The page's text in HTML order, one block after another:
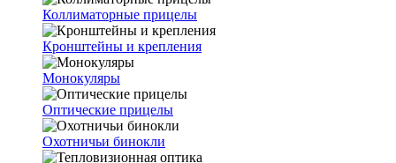
Коллиматорные прицелы
Кронштейны и крепления
Монокуляры
Оптические прицелы
Охотничьи бинокли